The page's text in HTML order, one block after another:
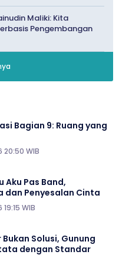
Maliki: Kita
Pengembangan
Bagian 9: Ruang yang
WIB
Aku Pas Band,
dan Penyesalan Cinta
WIB
Solusi, Gunung
dengan Standar